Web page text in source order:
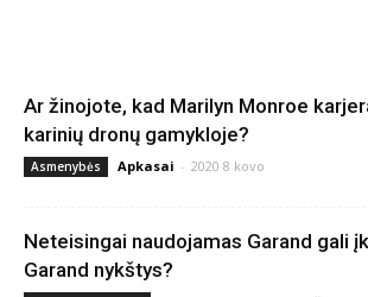
Ar žinojote, kad Marilyn Monroe
karinių dronų gamykloje?
Asmenybės Apkasai - 2020 8 kovo
Neteisingai naudojamas Garand gali
Garand nykštys?